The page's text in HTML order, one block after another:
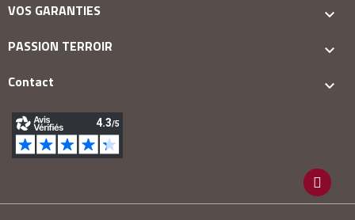
VOS GARANTIES

PASSION TERROIR

Contact
